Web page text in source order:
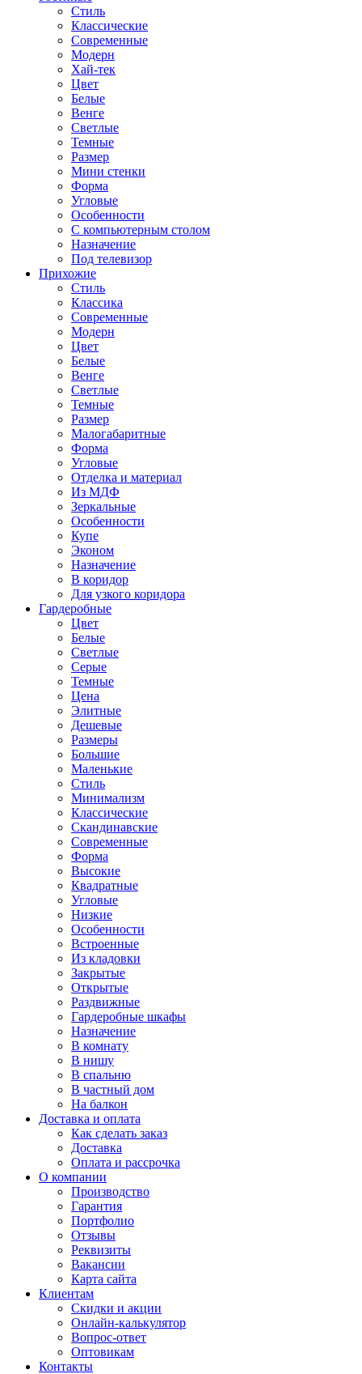
Стиль
Классические
Современные
Модерн
Хай-тек
Цвет
Белые
Венге
Светлые
Темные
Размер
Мини стенки
Форма
Угловые
Особенности
С компьютерным столом
Назначение
Под телевизор
Прихожие
Стиль
Классика
Современные
Модерн
Цвет
Белые
Венге
Светлые
Темные
Размер
Малогабаритные
Форма
Угловые
Отделка и материал
Из МДФ
Зеркальные
Особенности
Купе
Эконом
Назначение
В коридор
Для узкого коридора
Гардеробные
Цвет
Белые
Светлые
Серые
Темные
Цена
Элитные
Дешевые
Размеры
Большие
Маленькие
Стиль
Минимализм
Классические
Скандинавские
Современные
Форма
Высокие
Квадратные
Угловые
Низкие
Особенности
Встроенные
Из кладовки
Закрытые
Открытые
Раздвижные
Гардеробные шкафы
Назначение
В комнату
В нишу
В спальню
В частный дом
На балкон
Доставка и оплата
Как сделать заказ
Доставка
Оплата и рассрочка
О компании
Производство
Гарантия
Портфолио
Отзывы
Реквизиты
Вакансии
Карта сайта
Клиентам
Скидки и акции
Онлайн-калькулятор
Вопрос-ответ
Оптовикам
Контакты